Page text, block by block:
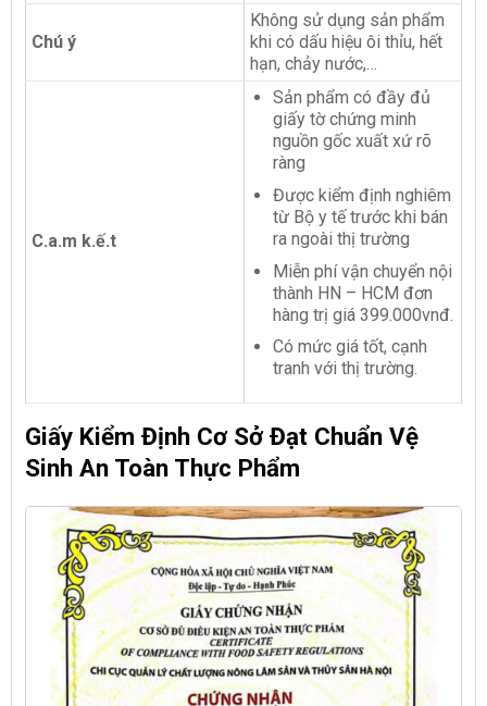
Chú ý
Không sử dụng sản phẩm
khi có dấu hiệu ôi thỉu, hết
hạn, chảy nước,…
C.a.m k.ế.t
Sản phẩm có đầy đủ
giấy tờ chứng minh
nguồn gốc xuất xứ rõ
ràng
Được kiểm định nghiêm
từ Bộ y tế trước khi bán
ra ngoài thị trường
Miễn phí vận chuyển nội
thành HN – HCM đơn
hàng trị giá 399.000vnđ.
Có mức giá tốt, cạnh
tranh với thị trường.
Giấy Kiểm Định Cơ Sở Đạt Chuẩn Vệ
Sinh An Toàn Thực Phẩm